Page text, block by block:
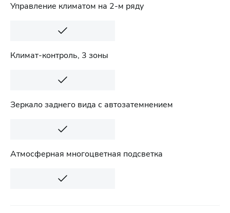
Управление климатом на 2-м ряду
Климат-контроль, 3 зоны
Зеркало заднего вида с автозатемнением
Атмосферная многоцветная подсветка